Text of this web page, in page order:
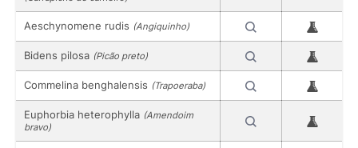
Aeschynomene rudis (Angiquinho)
Bidens pilosa (Picão preto)
Commelina benghalensis (Trapoeraba)
Euphorbia heterophylla (Amendoim
bravo)